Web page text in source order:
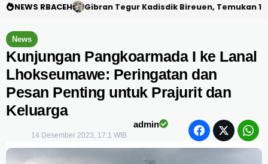
NEWS RBACEH PHE NSO Klarifikasi Dugaan Bau Amoniak
News
Kunjungan Pangkoarmada I ke Lanal
Lhokseumawe: Peringatan dan
Pesan Penting untuk Prajurit dan
Keluarga
admin
14 Desember 2023, 17:1 WIB